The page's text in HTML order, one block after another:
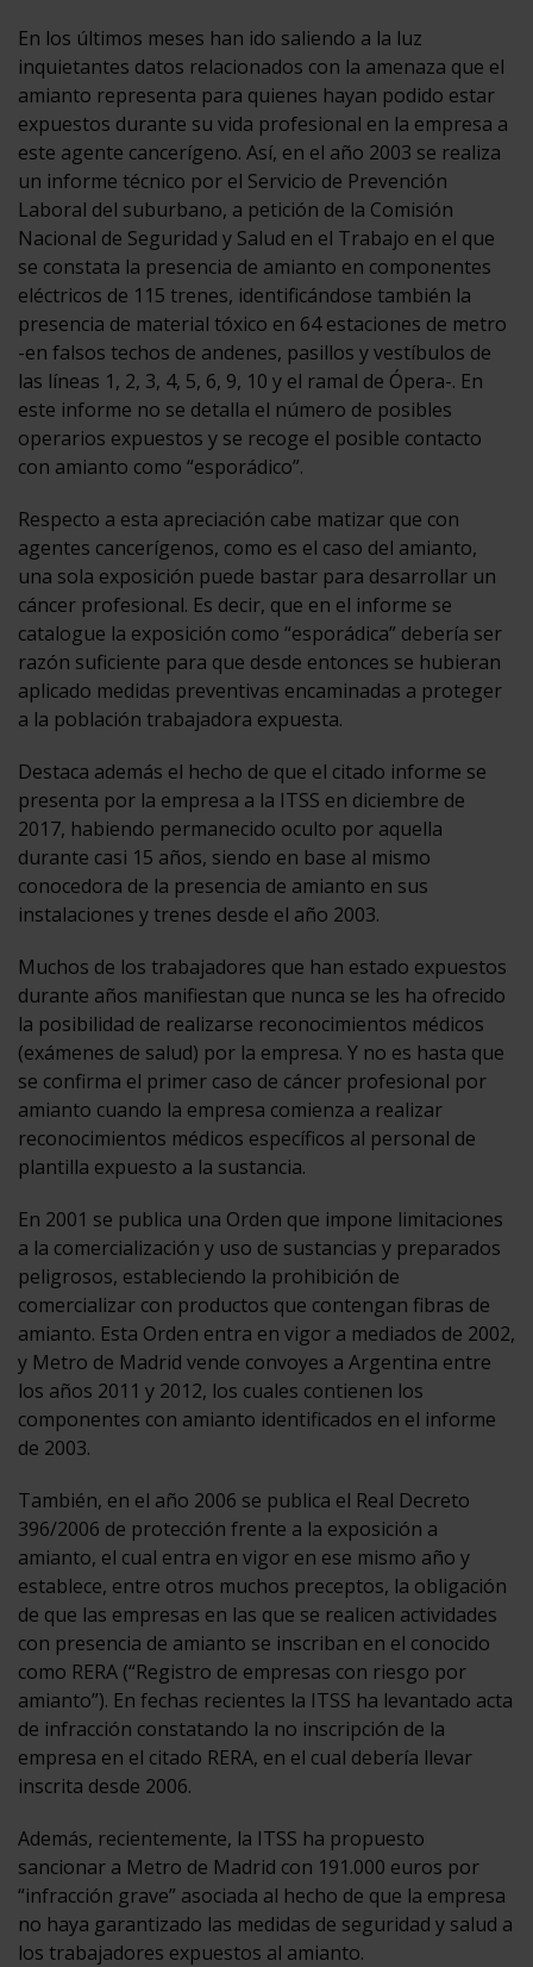
En los últimos meses han ido saliendo a la luz
inquietantes datos relacionados con la amenaza que el
amianto representa para quienes hayan podido estar
expuestos durante su vida profesional en la empresa a
este agente cancerígeno. Así, en el año 2003 se realiza
un informe técnico por el Servicio de Prevención
Laboral del suburbano, a petición de la Comisión
Nacional de Seguridad y Salud en el Trabajo en el que
se constata la presencia de amianto en componentes
eléctricos de 115 trenes, identificándose también la
presencia de material tóxico en 64 estaciones de metro
-en falsos techos de andenes, pasillos y vestíbulos de
las líneas 1, 2, 3, 4, 5, 6, 9, 10 y el ramal de Ópera-. En
este informe no se detalla el número de posibles
operarios expuestos y se recoge el posible contacto
con amianto como “esporádico”.
Respecto a esta apreciación cabe matizar que con
agentes cancerígenos, como es el caso del amianto,
una sola exposición puede bastar para desarrollar un
cáncer profesional. Es decir, que en el informe se
catalogue la exposición como “esporádica” debería ser
razón suficiente para que desde entonces se hubieran
aplicado medidas preventivas encaminadas a proteger
a la población trabajadora expuesta.
Destaca además el hecho de que el citado informe se
presenta por la empresa a la ITSS en diciembre de
2017, habiendo permanecido oculto por aquella
durante casi 15 años, siendo en base al mismo
conocedora de la presencia de amianto en sus
instalaciones y trenes desde el año 2003.
Muchos de los trabajadores que han estado expuestos
durante años manifiestan que nunca se les ha ofrecido
la posibilidad de realizarse reconocimientos médicos
(exámenes de salud) por la empresa. Y no es hasta que
se confirma el primer caso de cáncer profesional por
amianto cuando la empresa comienza a realizar
reconocimientos médicos específicos al personal de
plantilla expuesto a la sustancia.
En 2001 se publica una Orden que impone limitaciones
a la comercialización y uso de sustancias y preparados
peligrosos, estableciendo la prohibición de
comercializar con productos que contengan fibras de
amianto. Esta Orden entra en vigor a mediados de 2002,
y Metro de Madrid vende convoyes a Argentina entre
los años 2011 y 2012, los cuales contienen los
componentes con amianto identificados en el informe
de 2003.
También, en el año 2006 se publica el Real Decreto
396/2006 de protección frente a la exposición a
amianto, el cual entra en vigor en ese mismo año y
establece, entre otros muchos preceptos, la obligación
de que las empresas en las que se realicen actividades
con presencia de amianto se inscriban en el conocido
como RERA (“Registro de empresas con riesgo por
amianto”). En fechas recientes la ITSS ha levantado acta
de infracción constatando la no inscripción de la
empresa en el citado RERA, en el cual debería llevar
inscrita desde 2006.
Además, recientemente, la ITSS ha propuesto
sancionar a Metro de Madrid con 191.000 euros por
“infracción grave” asociada al hecho de que la empresa
no haya garantizado las medidas de seguridad y salud a
los trabajadores expuestos al amianto.